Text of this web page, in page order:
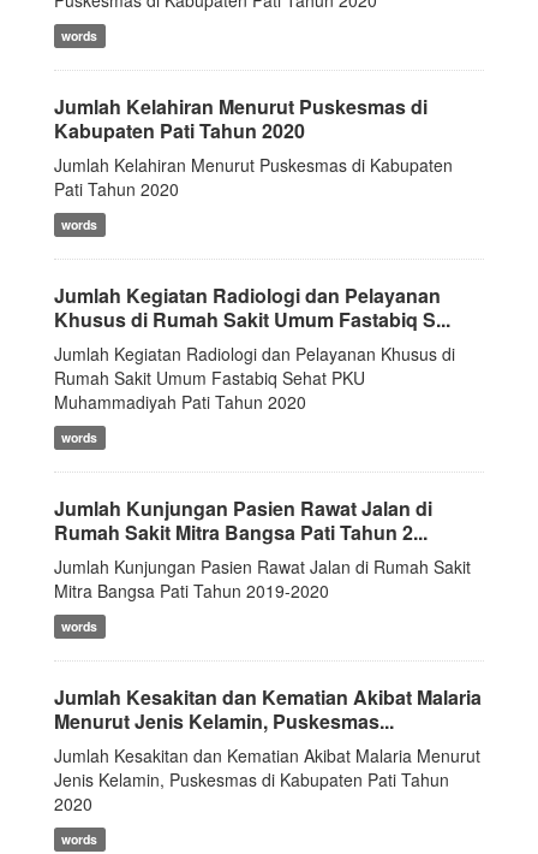
words
Jumlah Kelahiran Menurut Puskesmas di
Kabupaten Pati Tahun 2020
Jumlah Kelahiran Menurut Puskesmas di Kabupaten
Pati Tahun 2020
words
Jumlah Kegiatan Radiologi dan Pelayanan
Khusus di Rumah Sakit Umum Fastabiq S...
Jumlah Kegiatan Radiologi dan Pelayanan Khusus di
Rumah Sakit Umum Fastabiq Sehat PKU
Muhammadiyah Pati Tahun 2020
words
Jumlah Kunjungan Pasien Rawat Jalan di
Rumah Sakit Mitra Bangsa Pati Tahun 2...
Jumlah Kunjungan Pasien Rawat Jalan di Rumah Sakit
Mitra Bangsa Pati Tahun 2019-2020
words
Jumlah Kesakitan dan Kematian Akibat Malaria
Menurut Jenis Kelamin, Puskesmas...
Jumlah Kesakitan dan Kematian Akibat Malaria Menurut
Jenis Kelamin, Puskesmas di Kabupaten Pati Tahun
2020
words